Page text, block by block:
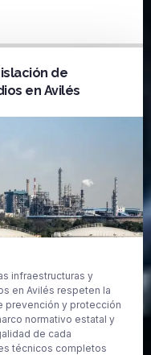
de
en Avilés
infraestructuras y
en Avilés respeten la
prevención y protección
normativo estatal y
de cada
técnicos completos